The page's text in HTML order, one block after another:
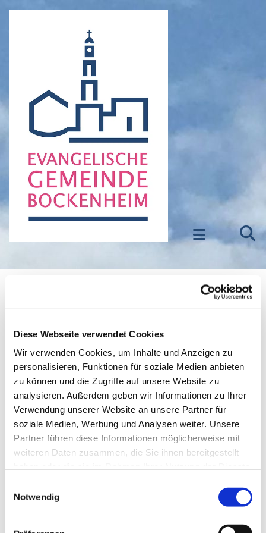
Diese Webseite verwendet Cookies
Wir verwenden Cookies, um Inhalte und Anzeigen zu
personalisieren, Funktionen für soziale Medien anbieten
zu können und die Zugriffe auf unsere Website zu
analysieren. Außerdem geben wir Informationen zu Ihrer
Verwendung unserer Website an unsere Partner für
soziale Medien, Werbung und Analysen weiter. Unsere
Partner führen diese Informationen möglicherweise mit
weiteren Daten zusammen, die Sie ihnen bereitgestellt
Notwendig
© Photo by Paul Gilmore on Unsplash